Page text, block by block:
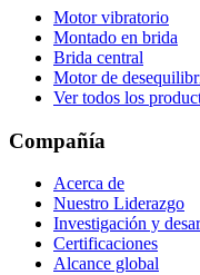
Motor vibratorio
Montado en brida
Brida central
Motor de
Ver todos los
Compañía
Acerca de
Nuestro Liderazgo
Investigación y
Certificaciones
Alcance global